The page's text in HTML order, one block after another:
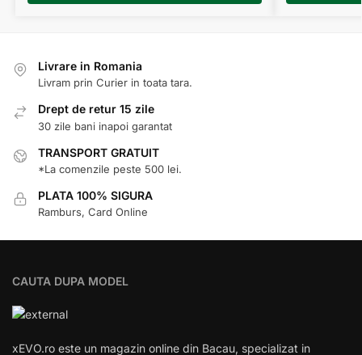
Livrare in Romania
Livram prin Curier in toata tara.
Drept de retur 15 zile
30 zile bani inapoi garantat
TRANSPORT GRATUIT
*La comenzile peste 500 lei.
PLATA 100% SIGURA
Ramburs, Card Online
CAUTA DUPA MODEL
xEVO.ro este un magazin online din Bacau, specializat in